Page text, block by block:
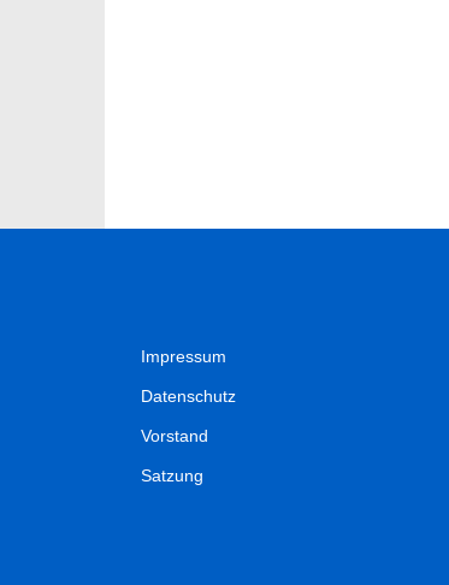
Impressum
Datenschutz
Vorstand
Satzung